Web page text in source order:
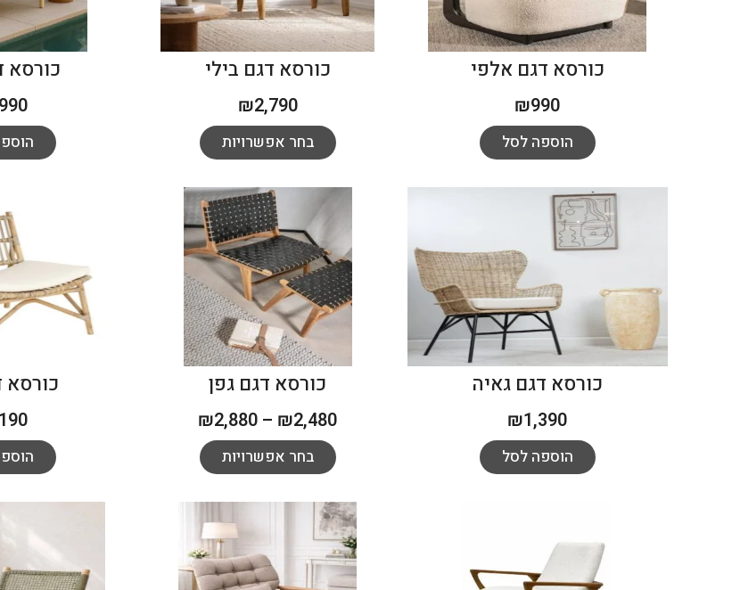
כורסא דגם אלפי
₪990
הוספה לסל
כורסא דגם בילי
₪2,790
בחר אפשרויות
כורסא
כורסא דגם גאיה
₪1,390
הוספה לסל
כורסא דגם גפן
₪2,480
–
₪2,880
בחר אפשרויות
כורסא